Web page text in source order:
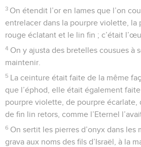
3 On étendit l’or en lames que l’on
entrelacer dans la pourpre violette, la
rouge éclatant et le lin fin ; c’était
4 On y ajusta des bretelles cousues à
maintenir.
5 La ceinture était faite de la même
que l’éphod, elle était également faite
pourpre violette, de pourpre écarlate,
de fin lin retors, comme l’Eternel
6 On sertit les pierres d’onyx dans les
grava aux noms des fils d’Israël, à la